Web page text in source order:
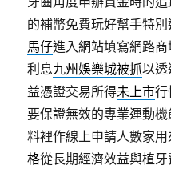
的補幣免費玩好幫手特
馬仔進入網站填寫網路
利息九州娛樂城被抓以
益憑證交易所得未上市行
要保證無效的專業運動機
料裡作線上申請人數家
格從長期經濟效益與植